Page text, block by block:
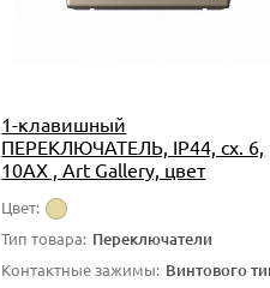
1-клавишный
ПЕРЕКЛЮЧАТЕЛЬ, IP44, сх. 6,
10АХ , Art Gallery, цвет
Шампань, GAL440561
Цвет:
Тип товара: Переключатели
Контактные зажимы: Винтового